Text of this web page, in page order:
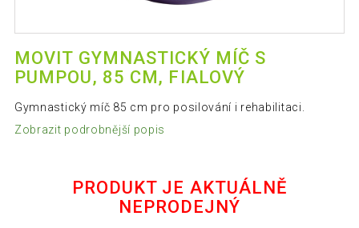
MOVIT GYMNASTICKÝ MÍČ S
PUMPOU, 85 CM, FIALOVÝ
Gymnastický míč 85 cm pro posilování i rehabilitaci.
Zobrazit podrobnější popis
PRODUKT JE AKTUÁLNĚ
NEPRODEJNÝ